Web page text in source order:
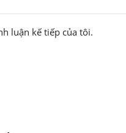
luận kế tiếp của tôi.